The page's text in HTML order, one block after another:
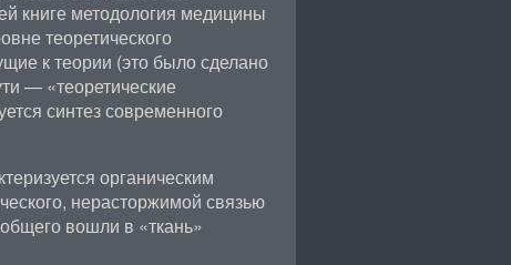
книге методология медицины
теоретического
к теории (это было сделано
— «теоретические
синтез современного
органическим
нерасторжимой связью
вошли в «ткань»